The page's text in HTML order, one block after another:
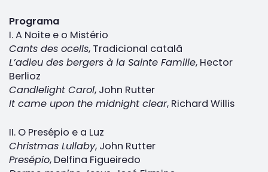
Programa
I. A Noite e o Mistério
Cants des ocells, Tradicional catalã
L’adieu des bergers à la Sainte Famille, Hector
Berlioz
Candlelight Carol, John Rutter
It came upon the midnight clear, Richard Willis
II. O Presépio e a Luz
Christmas Lullaby, John Rutter
Presépio, Delfina Figueiredo